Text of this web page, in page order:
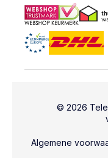
© 2026
Algemene